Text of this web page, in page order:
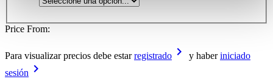
Price From:
Para visualizar precios debe estarregistrado keyboard_arrow_right y haberiniciado
sesión keyboard_arrow_right